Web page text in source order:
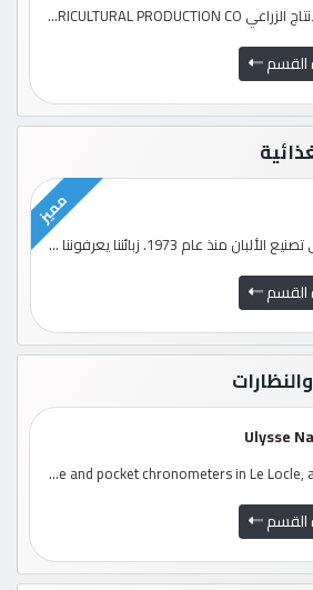
الشركة العربية القطرية للإنتاج الزراعي ARAB QATAR AGRICULTURAL PRODUCTION CO...
القسم
مميز
داندي هي شركة رائدة في تصنيع الألبان منذ عام 1973. زبائننا يعرفوننا من المنتجات الصحية لدينا...
القسم
More than 170 years ago, Ulysse Nardin began making marine and pocket chronometers in Le Locle, a mountainous location i...
القسم